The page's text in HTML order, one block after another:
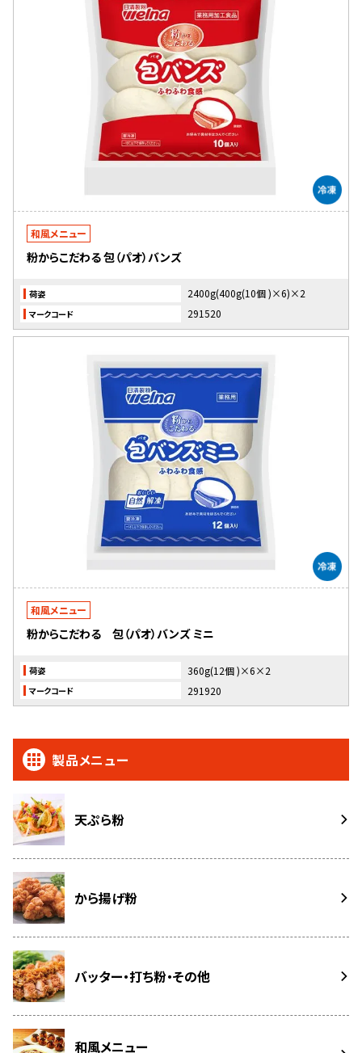
和風メニュー
粉からこだわる 包（パオ）バンズ
荷姿 2400g(400g(10個 )×6)×2
マークコード 291520
和風メニュー
粉からこだわる 包（パオ）バンズ ミニ
荷姿 360g(12個 )×6×2
マークコード 291920
製品メニュー
天ぷら粉
から揚げ粉
バッター・打ち粉・その他
和風メニュー